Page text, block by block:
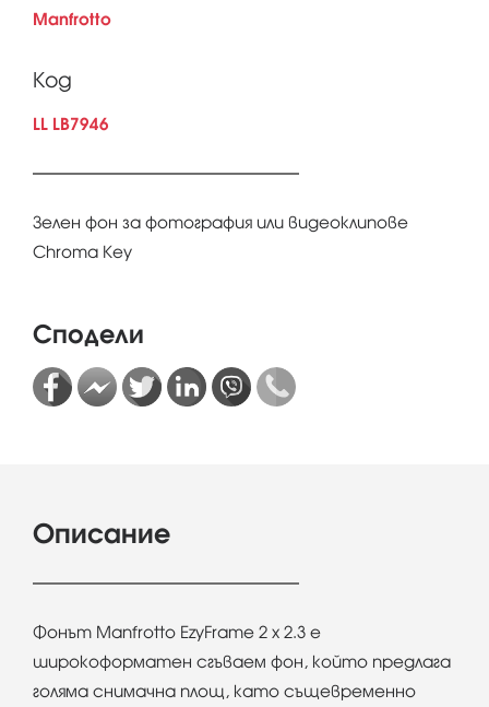
Manfrotto
Код
LL LB7946
Зелен фон за фотография или видеоклипове
Chroma Key
Сподели
Описание
Фонът Manfrotto EzyFrame 2 x 2.3 е
широкоформатен сгъваем фон, който предлага
голяма снимачна площ, като същевременно